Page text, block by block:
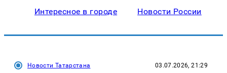
Интересное в городе Новости России
Новости Татарстана 03.07.2026, 21:29